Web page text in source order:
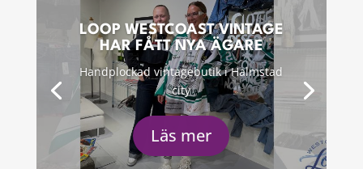
LOOP WESTCOAST VINTAGE
HAR FÅTT NYA ÄGARE
Handplockad vintagebutik i Halmstad
city
Läs mer